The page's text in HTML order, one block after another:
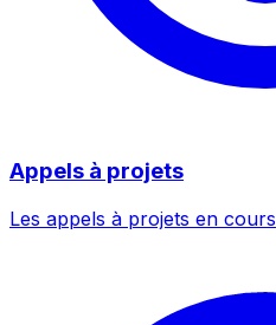
Appels à projets
Les appels à projets en cours